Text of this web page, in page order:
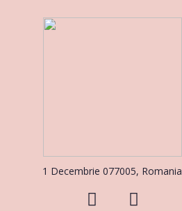
1 Decembrie 077005, Romania